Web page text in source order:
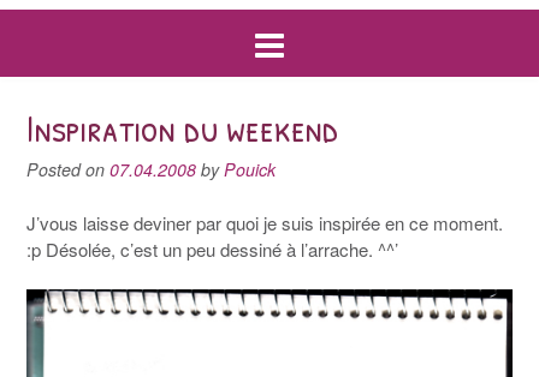
Inspiration du weekend
Posted on 07.04.2008 byPouick
J’vous laisse deviner par quoi je suis inspirée en ce moment.
:p Désolée, c’est un peu dessiné à l’arrache. ^^’